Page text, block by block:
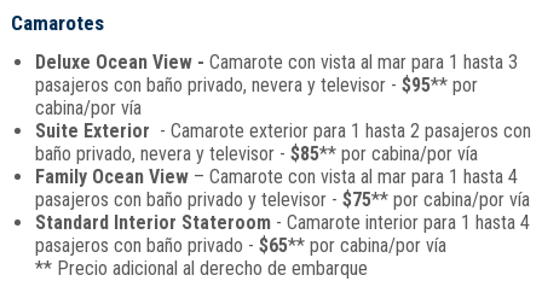
Camarotes
Deluxe Ocean View - Camarote con vista al mar para 1 hasta 3
pasajeros con baño privado, nevera y televisor - $95** por
cabina/por vía
Suite Exterior - Camarote exterior para 1 hasta 2 pasajeros con
baño privado, nevera y televisor - $85** por cabina/por vía
Family Ocean View– Camarote con vista al mar para 1 hasta 4
pasajeros con baño privado y televisor - $75** por cabina/por vía
Standard Interior Stateroom- Camarote interior para 1 hasta 4
pasajeros con baño privado - $65** por cabina/por vía
** Precio adicional al derecho de embarque